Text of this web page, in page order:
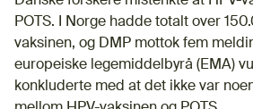
POTS. I Norge hadde totalt over
vaksinen, og DMP mottok fem
europeiske legemiddelbyrå (EMA)
konkluderte med at det ikke var